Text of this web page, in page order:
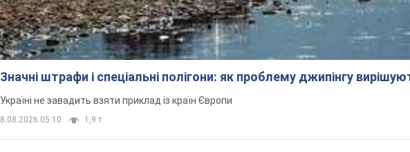
Значні штрафи і спеціальні полігони: як проблему джипінгу
Україні не завадить взяти приклад із країн Європи
8.08.2026 05:10 1,9 т.